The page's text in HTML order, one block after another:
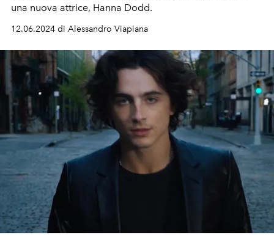
una nuova attrice, Hanna Dodd.
12.06.2024 di Alessandro Viapiana